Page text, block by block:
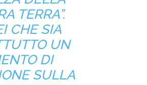
TERRA”.
CHE SIA
UN
DI
SULLA